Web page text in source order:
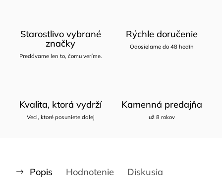
Starostlivo vybrané
značky
Predávame len to, čomu veríme.
Rýchle doručenie
Odosielame do 48 hodín
Kvalita, ktorá vydrží
Veci, ktoré posuniete ďalej
Kamenná predajňa
už 8 rokov
Popis Hodnotenie Diskusia